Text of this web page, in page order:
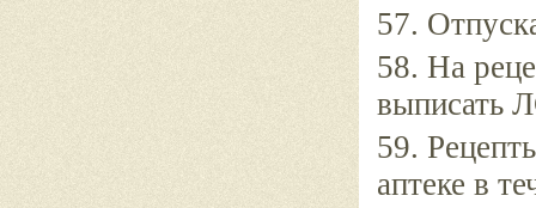
57.
58. На
выписать
59.
аптеке в